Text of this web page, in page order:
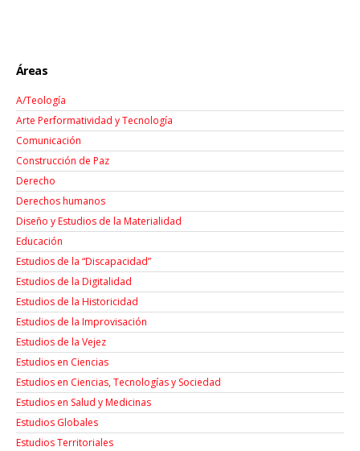
Áreas
A/Teología
Arte Performatividad y Tecnología
Comunicación
Construcción de Paz
Derecho
Derechos humanos
Diseño y Estudios de la Materialidad
Educación
Estudios de la “Discapacidad”
Estudios de la Digitalidad
Estudios de la Historicidad
Estudios de la Improvisación
Estudios de la Vejez
Estudios en Ciencias
Estudios en Ciencias, Tecnologías y Sociedad
Estudios en Salud y Medicinas
Estudios Globales
Estudios Territoriales